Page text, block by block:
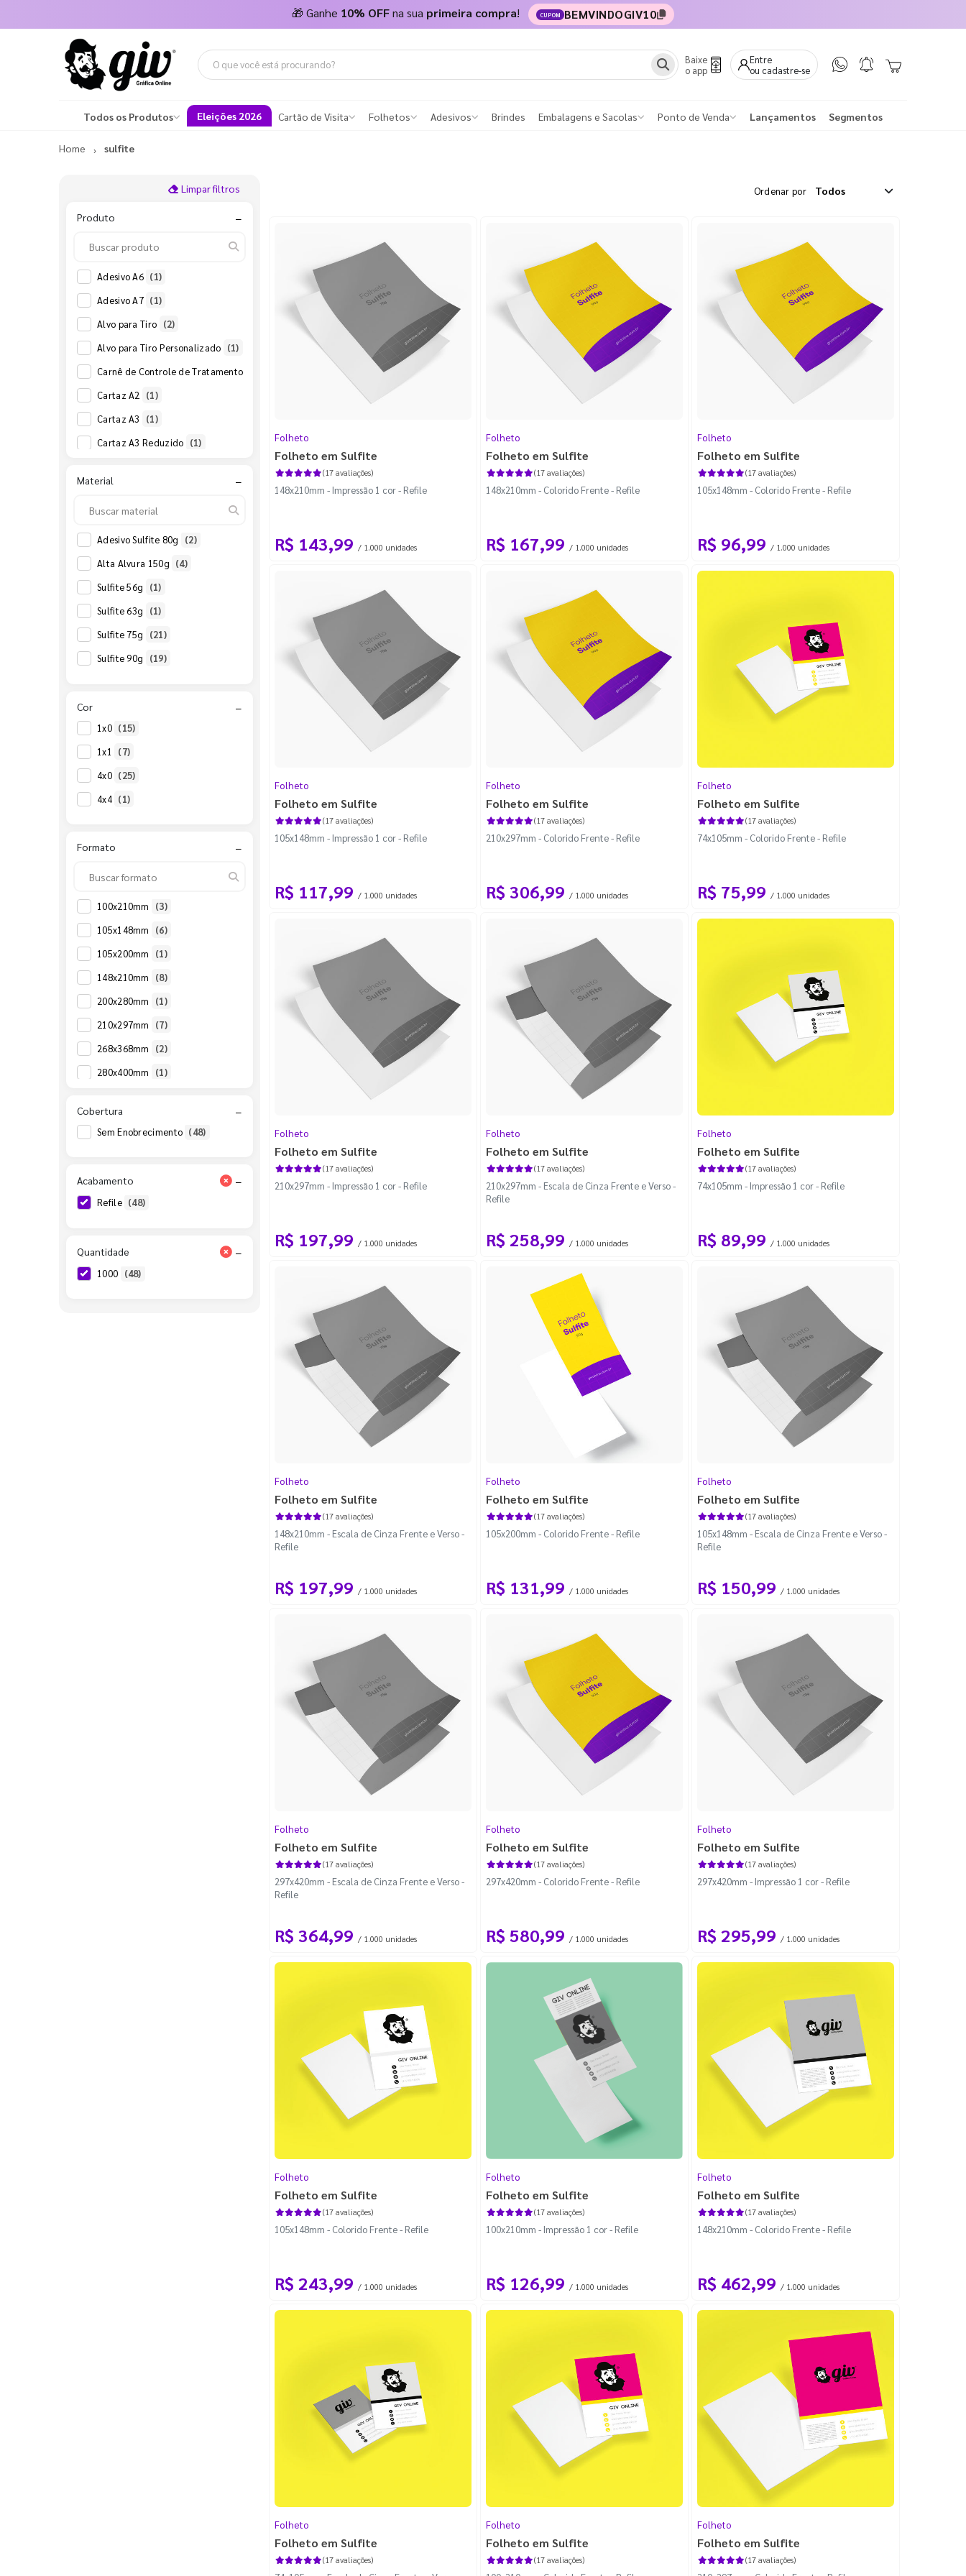
🎁 Ganhe 10% OFFna sua primeira compra! CUPOM BEMVINDOGIV10
Baixe
o app
Entre
ou cadastre-se
Todos os Produtos Eleições 2026 Cartão de Visita Folhetos Adesivos Brindes Embalagens e Sacolas Ponto de Venda Lançamentos Segmentos
Home sulfite
Limpar filtros
Produto −
Adesivo A6 (1)
Adesivo A7 (1)
Alvo para Tiro (2)
Alvo para Tiro Personalizado (1)
Carnê de Controle de Tratamento Odontológico
Cartaz A2
(1)
Cartaz A3
(1)
Cartaz A3 Reduzido (1)
Cartaz B2 (1)
Dinheirinho para Imprimir
Folheto (22)
Papel Bandeja - Jogo Americano
Papel Timbrado
Poster A1
(1)
Receituário para Impressora
Tapete de Papel para Lava-Rápido Personalizado
Tapete de Papel para Lava-Rápido Sem Personalização
Material −
Adesivo Sulfite 80g
(2)
Alta Alvura 150g (4)
Sulfite 56g
(1)
Sulfite 63g
(1)
Sulfite 75g
(21)
Sulfite 90g
(19)
Cor −
1x0 (15)
1x1
(7)
4x0 (25)
4x4 (1)
Formato −
100x210mm
(3)
105x148mm
(6)
105x200mm
(1)
148x210mm
(8)
200x280mm
(1)
210x297mm
(7)
268x368mm
(2)
280x400mm
(1)
Cobertura −
Sem Enobrecimento (48)
Acabamento −
Refile (48)
Quantidade −
1000 (48)
Ordenar por
Folheto
Folheto em Sulfite
(17 avaliações)
148x210mm - Impressão 1 cor - Refile
R$ 143,99 / 1.000 unidades
Folheto
Folheto em Sulfite
(17 avaliações)
148x210mm - Colorido Frente - Refile
R$ 167,99 / 1.000 unidades
Folheto
Folheto em Sulfite
(17 avaliações)
105x148mm - Colorido Frente - Refile
R$ 96,99 / 1.000 unidades
Folheto
Folheto em Sulfite
(17 avaliações)
105x148mm - Impressão 1 cor - Refile
R$ 117,99 / 1.000 unidades
Folheto
Folheto em Sulfite
(17 avaliações)
210x297mm - Colorido Frente - Refile
R$ 306,99 / 1.000 unidades
Folheto
Folheto em Sulfite
(17 avaliações)
74x105mm - Colorido Frente - Refile
R$ 75,99 / 1.000 unidades
Folheto
Folheto em Sulfite
(17 avaliações)
210x297mm - Impressão 1 cor - Refile
R$ 197,99 / 1.000 unidades
Folheto
Folheto em Sulfite
(17 avaliações)
210x297mm - Escala de Cinza Frente e Verso -
Refile
R$ 258,99 / 1.000 unidades
Folheto
Folheto em Sulfite
(17 avaliações)
74x105mm - Impressão 1 cor - Refile
R$ 89,99 / 1.000 unidades
Folheto
Folheto em Sulfite
(17 avaliações)
148x210mm - Escala de Cinza Frente e Verso -
Refile
R$ 197,99 / 1.000 unidades
Folheto
Folheto em Sulfite
(17 avaliações)
105x200mm - Colorido Frente - Refile
R$ 131,99 / 1.000 unidades
Folheto
Folheto em Sulfite
(17 avaliações)
105x148mm - Escala de Cinza Frente e Verso -
Refile
R$ 150,99 / 1.000 unidades
Folheto
Folheto em Sulfite
(17 avaliações)
297x420mm - Escala de Cinza Frente e Verso -
Refile
R$ 364,99 / 1.000 unidades
Folheto
Folheto em Sulfite
(17 avaliações)
297x420mm - Colorido Frente - Refile
R$ 580,99 / 1.000 unidades
Folheto
Folheto em Sulfite
(17 avaliações)
297x420mm - Impressão 1 cor - Refile
R$ 295,99 / 1.000 unidades
Folheto
Folheto em Sulfite
(17 avaliações)
105x148mm - Colorido Frente - Refile
R$ 243,99 / 1.000 unidades
Folheto
Folheto em Sulfite
(17 avaliações)
100x210mm - Impressão 1 cor - Refile
R$ 126,99 / 1.000 unidades
Folheto
Folheto em Sulfite
(17 avaliações)
148x210mm - Colorido Frente - Refile
R$ 462,99 / 1.000 unidades
Folheto
Folheto em Sulfite
(17 avaliações)
Folheto
Folheto em Sulfite
(17 avaliações)
Folheto
Folheto em Sulfite
(17 avaliações)